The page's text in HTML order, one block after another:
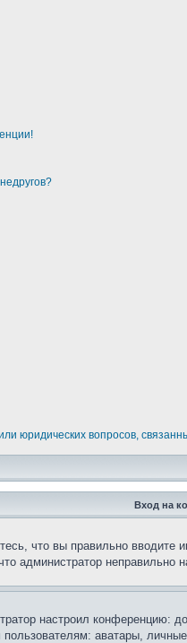
юридических вопросов,
Вход на
что вы правильно
администратор
настроил
аватары,